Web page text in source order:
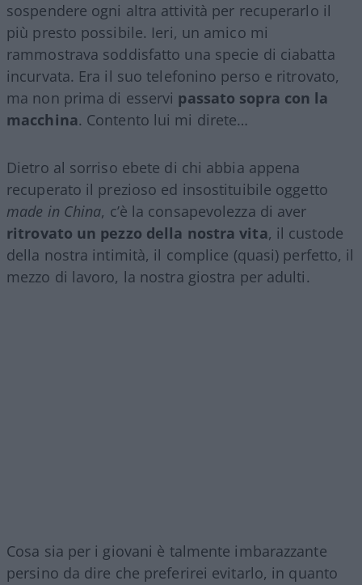
sospendere ogni altra attività per recuperarlo il
più presto possibile. Ieri, un amico mi
rammostrava soddisfatto una specie di ciabatta
incurvata. Era il suo telefonino perso e ritrovato,
ma non prima di esservi passato sopra con la
macchina. Contento lui mi direte…
Dietro al sorriso ebete di chi abbia appena
recuperato il prezioso ed insostituibile oggetto
made in China, c’è la consapevolezza di aver
ritrovato un pezzo della nostra vita, il custode
della nostra intimità, il complice (quasi) perfetto, il
mezzo di lavoro, la nostra giostra per adulti.
Cosa sia per i giovani è talmente imbarazzante
persino da dire che preferirei evitarlo, in quanto